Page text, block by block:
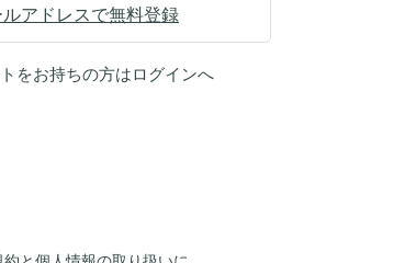
ルアドレスで無料登録
をお持ちの方はログインへ